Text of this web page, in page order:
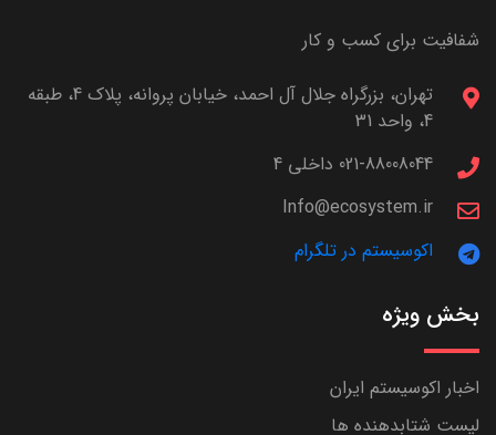
شفافیت برای کسب و کار
تهران، بزرگراه جلال آل احمد، خیابان پروانه، پلاک 4، طبقه
4، واحد 31
021-88008044 داخلی 4
Info@ecosystem.ir
اکوسیستم در تلگرام
بخش ویژه
اخبار اکوسیستم ایران
لیست شتابدهنده ها